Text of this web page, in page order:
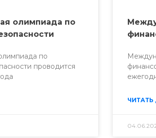
олимпиада по
по
проводится
ЧИТАТЬ